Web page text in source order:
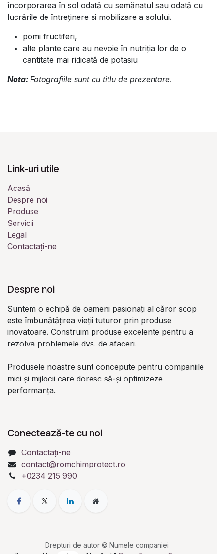
încorporarea în sol odată cu semănatul sau odată cu
lucrările de întreținere și mobilizare a solului.
pomi fructiferi,
alte plante care au nevoie în nutriția lor de o
cantitate mai ridicată de potasiu
Nota: Fotografiile sunt cu titlu de prezentare.
Link-uri utile
Acasă
Despre noi
Produse
Servicii
Legal
Contactați-ne
Despre noi
Suntem o echipă de oameni pasionați al căror scop
este îmbunătățirea vieții tuturor prin produse
inovatoare. Construim produse excelente pentru a
rezolva problemele dvs. de afaceri.
Produsele noastre sunt concepute pentru companiile
mici și mijlocii care doresc să-și optimizeze
performanța.
Conectează-te cu noi
Contactați-ne
contact@romchimprotect.ro
+0234 215 990
Drepturi de autor © Numele companiei